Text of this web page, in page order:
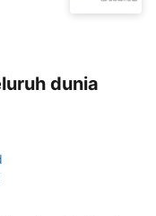
dunia